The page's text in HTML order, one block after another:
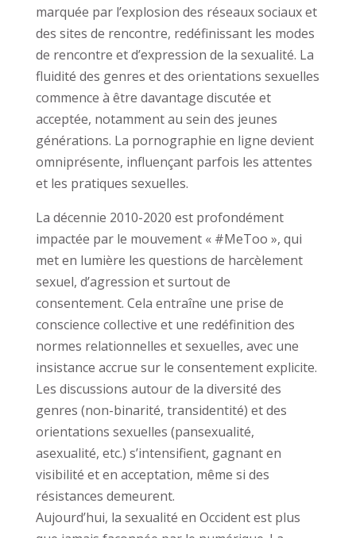
marquée par l’explosion des réseaux sociaux et
des sites de rencontre, redéfinissant les modes
de rencontre et d’expression de la sexualité. La
fluidité des genres et des orientations sexuelles
commence à être davantage discutée et
acceptée, notamment au sein des jeunes
générations. La pornographie en ligne devient
omniprésente, influençant parfois les attentes
et les pratiques sexuelles.
La décennie 2010-2020 est profondément
impactée par le mouvement « #MeToo », qui
met en lumière les questions de harcèlement
sexuel, d’agression et surtout de
consentement. Cela entraîne une prise de
conscience collective et une redéfinition des
normes relationnelles et sexuelles, avec une
insistance accrue sur le consentement explicite.
Les discussions autour de la diversité des
genres (non-binarité, transidentité) et des
orientations sexuelles (pansexualité,
asexualité, etc.) s’intensifient, gagnant en
visibilité et en acceptation, même si des
résistances demeurent.
Aujourd’hui, la sexualité en Occident est plus